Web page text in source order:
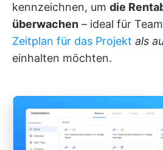
kennzeichnen, um die
überwachen – ideal für
Zeitplan für das Projekt als
einhalten möchten.